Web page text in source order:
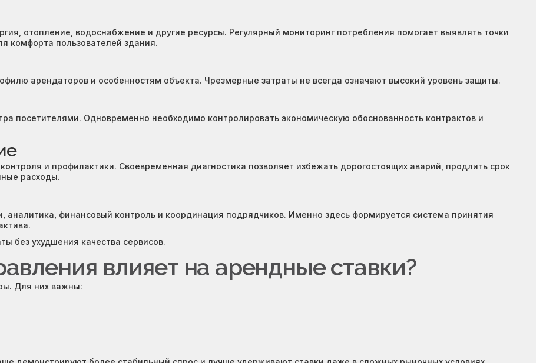
отопление, водоснабжение и другие ресурсы. Регулярный мониторинг потребления помогает выявлять точки
комфорта пользователей здания.
арендаторов и особенностям объекта. Чрезмерные затраты не всегда означают высокий уровень защиты.
посетителями. Одновременно необходимо контролировать экономическую обоснованность контрактов и
и профилактики. Своевременная диагностика позволяет избежать дорогостоящих аварий, продлить срок
расходы.
аналитика, финансовый контроль и координация подрядчиков. Именно здесь формируется система принятия
без ухудшения качества сервисов.
влияет на арендные ставки?
Для них важны: